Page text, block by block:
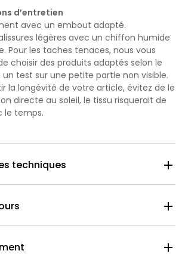
d’entretien
avec un embout adapté.
légères avec un chiffon humide
Pour les taches tenaces, nous vous
choisir des produits adaptés selon le
test sur une petite partie non visible.
la longévité de votre article, évitez de le
directe au soleil, le tissu risquerait de
le temps.
techniques 

